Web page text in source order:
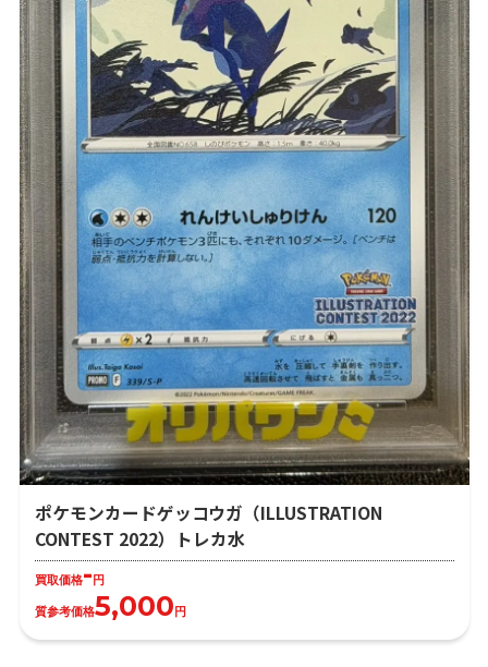
ポケモンカードゲッコウガ（ILLUSTRATION
CONTEST 2022）トレカ水
買取価格- 円
質参考価格5,000 円